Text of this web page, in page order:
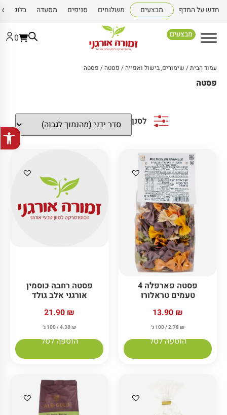
פתח
חדש על המדף מבצעים משלוחים סניפים מסעדה בלוג
מבצעים 0
עמוד הבית/ שימורים, בישול ואפייה/ פסטה/ פסטה
פסטה
לסנן
פסטה פארפלה 4
טעמים טראלורו
13.90 ₪
2.78₪ / 100 ג׳
הוספה לסל
פסטה רחבה כוסמין
אורגני אלב גולד
21.90 ₪
4.38₪ / 100 ג׳
הוספה לסל